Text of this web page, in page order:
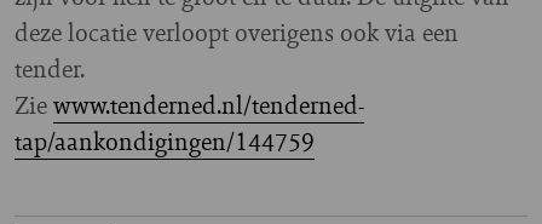
deze locatie verloopt overigens ook via een
tender.
Ziewww.tenderned.nl/tenderned-
tap/aankondigingen/144759